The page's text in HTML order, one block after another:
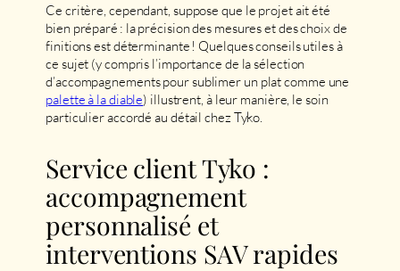
Ce critère, cependant, suppose que le projet ait été
bien préparé : la précision des mesures et des choix de
finitions est déterminante ! Quelques conseils utiles à
ce sujet (y compris l’importance de la sélection
d’accompagnements pour sublimer un plat comme une
palette à la diable) illustrent, à leur manière, le soin
particulier accordé au détail chez Tyko.
Service client Tyko :
accompagnement
personnalisé et
interventions SAV rapides